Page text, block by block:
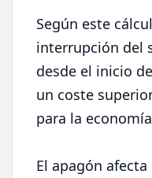
Según este
interrupción del
desde el inicio
un coste
para la
El apagón